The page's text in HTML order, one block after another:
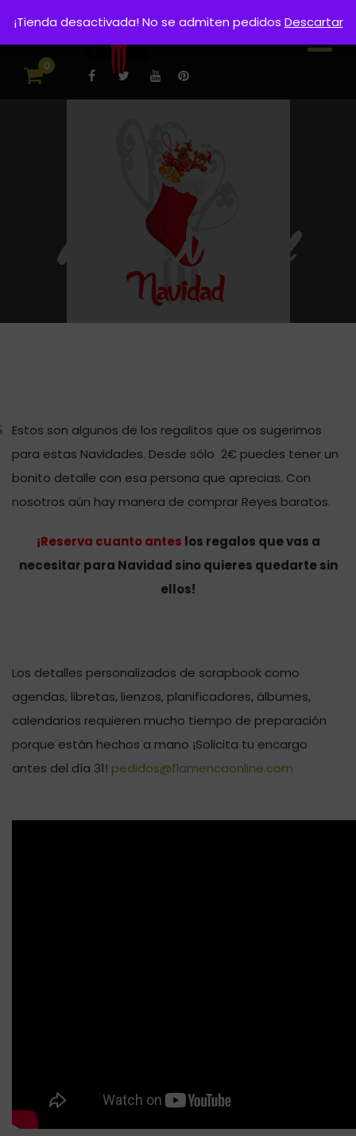
0
Regalos Navidad
Estos son algunos de los regalitos que os sugerimos
para estas Navidades. Desde sólo 2€ puedes tener un
bonito detalle con esa persona que aprecias. Con
nosotros aún hay manera de comprar Reyes baratos.
¡Reserva cuanto antes los regalos que vas a
necesitar para Navidad sino quieres quedarte sin
ellos!
Los detalles personalizados de scrapbook como
agendas, libretas, lienzos, planificadores, álbumes,
calendarios requieren mucho tiempo de preparación
porque están hechos a mano ¡Solicita tu encargo
antes del día 31! pedidos@flamencaonline.com
¡Tienda desactivada! No se admiten pedidos Descartar